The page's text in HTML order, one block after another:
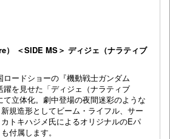
） ＜SIDE MS＞ ディジェ（ナラティブ
ロードショーの『機動戦士ガンダム
躍を見せた「ディジェ（ナラティブ
て立体化。劇中登場の夜間迷彩のような
規造形としてビーム・ライフル、サー
トキハジメ氏によるオリジナルのEパ
付属します。